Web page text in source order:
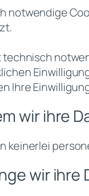
notwendige
technisch
Ihre
wir ihre
keinerlei
wir